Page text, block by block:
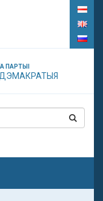
ПАРТЫІ
ДЭМАКРАТЫЯ